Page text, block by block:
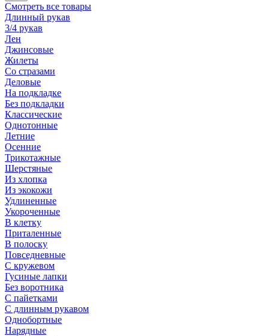
Смотреть все товары
Длинный рукав
3/4 рукав
Лен
Джинсовые
Жилеты
Со стразами
Деловые
На подкладке
Без подкладки
Классические
Однотонные
Летние
Осенние
Трикотажные
Шерстяные
Из хлопка
Из экокожи
Удлиненные
Укороченные
В клетку
Приталенные
В полоску
Повседневные
С кружевом
Гусиные лапки
Без воротника
С пайетками
С длинным рукавом
Однобортные
Нарядные